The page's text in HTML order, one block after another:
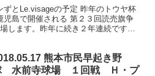
とLe.visageの予定 昨年のトウヤ杯
島で開催される 第２３回読売旗争
ます。昨年に続き２年連続です。
熊本市民早起き野
水前寺球場 １回戦 Ｈ・プ